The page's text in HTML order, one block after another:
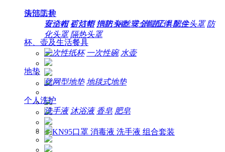
头部防护
安全帽 矿灯帽 消防头盔 安全帽配件 防尘头罩 防
化头罩 隔热头罩
清洁工具
百洁布 百洁垫 拖把 钢丝球 清洁工具配件
杯、壶及生活餐具
一次性纸杯 一次性碗 水壶
地垫
丝网型地垫 地毯式地垫
个人洗护
洗手液 沐浴液 香皂 肥皂